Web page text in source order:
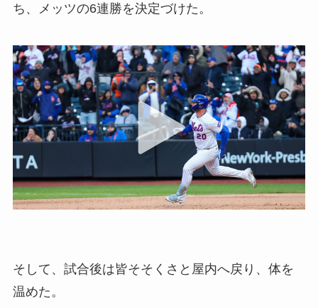
ち、メッツの6連勝を決定づけた。
そして、試合後は皆そそくさと屋内へ戻り、体を
温めた。